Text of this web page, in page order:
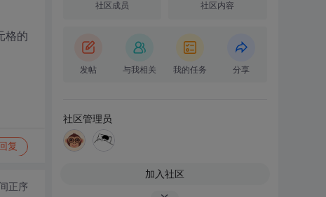
格的
复
正序
社区成员 社区内容
发帖 与我相关 我的任务 分享
社区管理员
加入社区